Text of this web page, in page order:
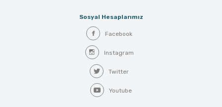
Sosyal Hesaplarımız
Facebook
Instagram
Twitter
Youtube